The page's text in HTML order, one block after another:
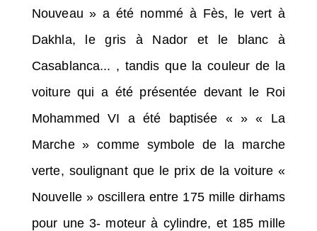
Nouveau » a été nommé à Fès, le vert à
Dakhla, le gris à Nador et le blanc à
Casablanca... , tandis que la couleur de la
voiture qui a été présentée devant le Roi
Mohammed VI a été baptisée « » « La
Marche » comme symbole de la marche
verte, soulignant que le prix de la voiture «
Nouvelle » oscillera entre 175 mille dirhams
pour une 3- moteur à cylindre, et 185 mille